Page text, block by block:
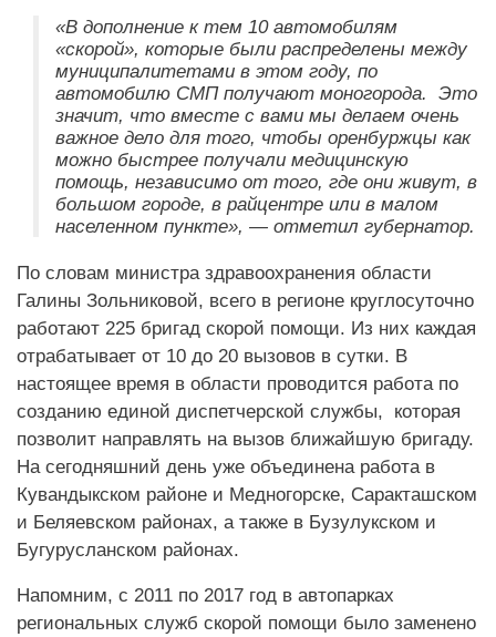
«В дополнение к тем 10 автомобилям
«скорой», которые были распределены между
муниципалитетами в этом году, по
автомобилю СМП получают моногорода. Это
значит, что вместе с вами мы делаем очень
важное дело для того, чтобы оренбуржцы как
можно быстрее получали медицинскую
помощь, независимо от того, где они живут, в
большом городе, в райцентре или в малом
населенном пункте», — отметил губернатор.
По словам министра здравоохранения области
Галины Зольниковой, всего в регионе круглосуточно
работают 225 бригад скорой помощи. Из них каждая
отрабатывает от 10 до 20 вызовов в сутки. В
настоящее время в области проводится работа по
созданию единой диспетчерской службы, которая
позволит направлять на вызов ближайшую бригаду.
На сегодняшний день уже объединена работа в
Кувандыкском районе и Медногорске, Саракташском
и Беляевском районах, а также в Бузулукском и
Бугурусланском районах.
Напомним, с 2011 по 2017 год в автопарках
региональных служб скорой помощи было заменено